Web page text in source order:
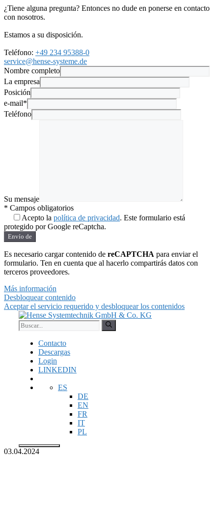
¿Tiene alguna pregunta? Entonces no dude en ponerse en contacto
con nosotros.
Estamos a su disposición.
Teléfono: +49 234 95388-0
service@hense-systeme.de
Nombre completo
La empresa
Posición
e-mail*
Teléfono
Su mensaje
* Campos obligatorios
Acepto la política de privacidad. Este formulario está
protegido por Google reCaptcha.
Envío de
Es necesario cargar contenido de reCAPTCHA para enviar el
formulario. Ten en cuenta que al hacerlo compartirás datos con
terceros proveedores.
Más información
Desbloquear contenido
Aceptar el servicio requerido y desbloquear los contenidos
Saltar
contenido
Buscar:
Contacto
Descargas
Login
LINKEDIN
ES
DE
EN
FR
IT
PL
03.04.2024